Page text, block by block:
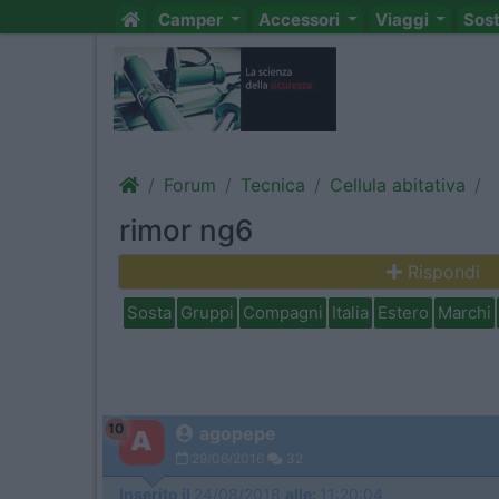
Camper Accessori Viaggi
Forum Tecnica Cellula abitativa
rimor ng6
Rispondi
Sosta Gruppi Compagni Italia Estero Marchi
10 agopepe
29/06/2016 32
Inserito il 24/08/2018 alle: 11:20:04